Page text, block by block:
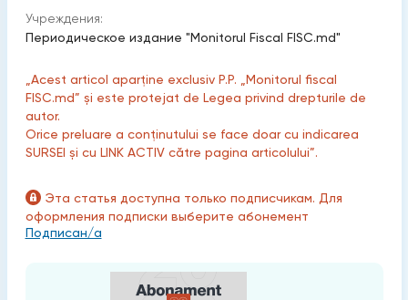
Учреждения:
Периодическое издание "Monitorul Fiscal FISC.md"
„Acest articol aparține exclusiv P.P. „Monitorul fiscal
FISC.md” și este protejat de Legea privind drepturile de
autor.
Orice preluare a conținutului se face doar cu indicarea
SURSEI și cu LINK ACTIV către pagina articolului”.
Эта статья доступна только подписчикам. Для
оформления подписки выберите абонемент
Подписан/а